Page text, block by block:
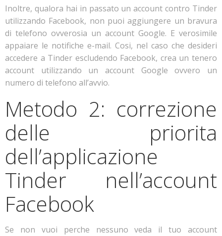
Inoltre, qualora hai in passato un account contro Tinder
utilizzando Facebook, non puoi aggiungere un bravura
di telefono ovverosia un account Google. E verosimile
appaiare le notifiche e-mail. Cosi, nel caso che desideri
accedere a Tinder escludendo Facebook, crea un tenero
account utilizzando un account Google ovvero un
numero di telefono all’avvio.
Metodo 2: correzione
delle priorita
dell’applicazione
Tinder nell’account
Facebook
Se non vuoi perche nessuno veda il tuo account